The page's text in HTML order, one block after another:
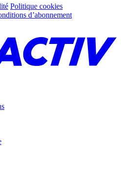
Politique cookies
d’abonnement